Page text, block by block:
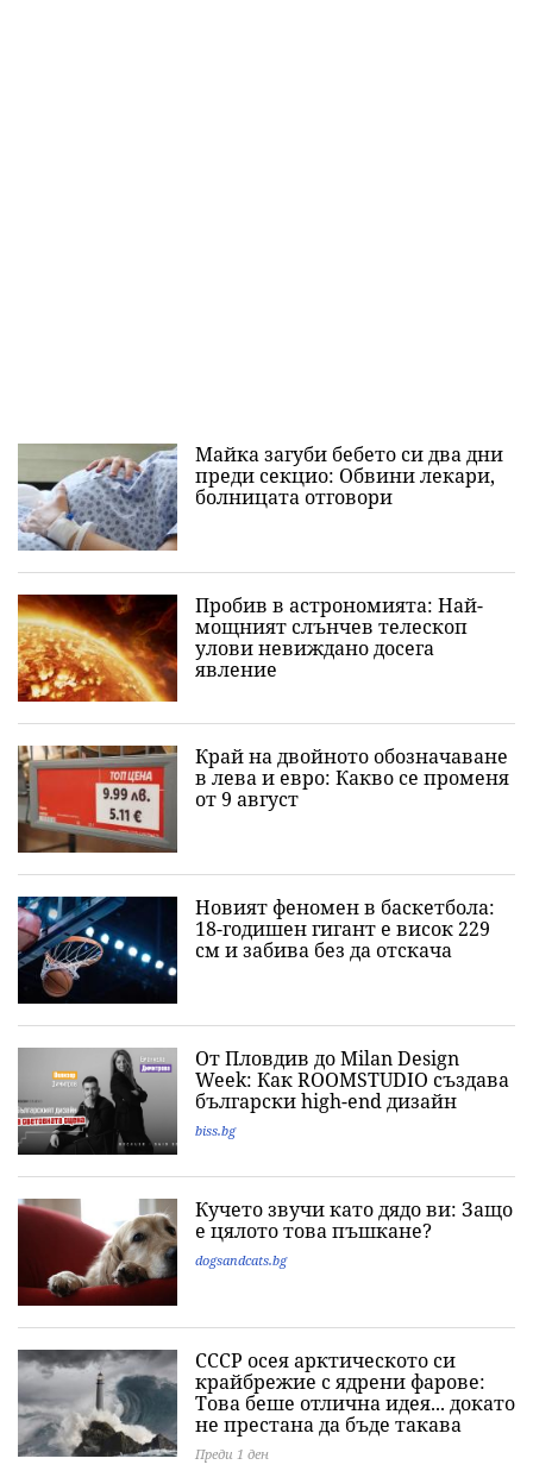
Майка загуби бебето си два дни
преди секцио: Обвини лекари,
болницата отговори
Пробив в астрономията: Най-
мощният слънчев телескоп
улови невиждано досега
явление
Край на двойното обозначаване
в лева и евро: Какво се променя
от 9 август
Новият феномен в баскетбола:
18-годишен гигант е висок 229
см и забива без да отскача
От Пловдив до Milan Design
Week: Как ROOMSTUDIO създава
български high-end дизайн
biss.bg
Кучето звучи като дядо ви: Защо
е цялото това пъшкане?
dogsandcats.bg
СССР осея арктическото си
крайбрежие с ядрени фарове:
Това беше отлична идея... докато
не престана да бъде такава
Преди 1 ден